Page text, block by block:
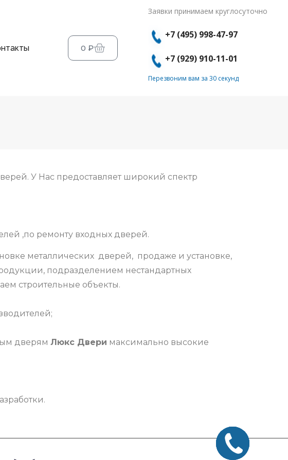
0 ₽
Заявки принимаем круглосуточно
+7 (495) 998-47-97
+7 (929) 910-11-01
Перезвоним вам за 30 секунд
У Нас предоставляет широкий спектр
,по ремонту входных дверей.
металлических дверей, продаже и установке,
подразделением нестандартных
строительные объекты.
дверям Люкс Двери максимально высокие
Заказать
звонок